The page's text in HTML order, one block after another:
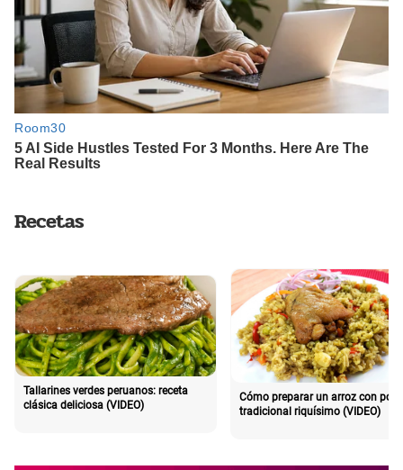
Recetas
Tallarines verdes peruanos: receta
clásica deliciosa (VIDEO)
Cómo preparar un arroz con pollo
tradicional riquísimo (VIDEO)